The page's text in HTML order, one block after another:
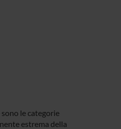
le categorie
estrema della